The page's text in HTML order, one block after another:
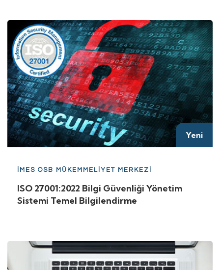
Yeni
İMES OSB MÜKEMMELİYET MERKEZİ
ISO 27001:2022 Bilgi Güvenliği Yönetim
Sistemi Temel Bilgilendirme